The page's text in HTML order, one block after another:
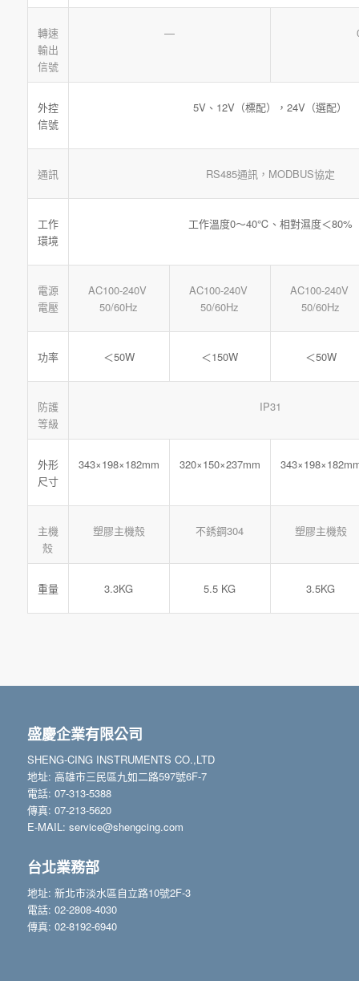
轉速
輸出
信號
—
外控
信號
5V、12V（標配），24V（選配）
通訊 RS485通訊，MODBUS協定
工作
環境
工作溫度0～40℃、相對濕度＜80%
電源
電壓
AC100-240V
50/60Hz
AC100-240V
50/60Hz
AC100-240V
50/60Hz
功率 ＜50W ＜150W ＜50W
防護
等級
IP31
外形
尺寸
343×198×182mm 320×150×237mm
主機
殼
塑膠主機殼 不銹鋼304 塑膠主機殼
重量 3.3KG 5.5 KG 3.5KG
盛慶企業有限公司
SHENG-CING INSTRUMENTS CO.,LTD
地址: 高雄市三民區九如二路597號6F-7
電話: 07-313-5388
傳真: 07-213-5620
E-MAIL: service@shengcing.com
台北業務部
地址: 新北市淡水區自立路10號2F-3
電話: 02-2808-4030
傳真: 02-8192-6940